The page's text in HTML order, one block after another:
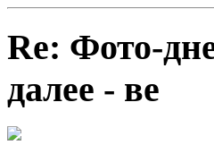
Re: Фото-
далее - ве